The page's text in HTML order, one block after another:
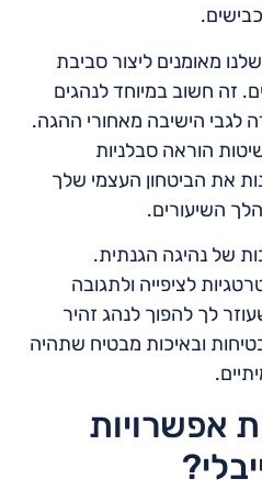
מאומנים ליצור סביבת
זה חשוב במיוחד לנהגים
לגבי הישיבה מאחורי ההגה.
הוראה סבלניות
את הביטחון העצמי שלך
השיעורים.
של נהיגה הגנתית.
לציפייה ולתגובה
לך להפוך לנהג זהיר
ובאיכות מבטיח שתהיה
אפשרויות